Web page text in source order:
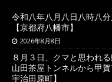
令和八年八月八日八時八
【京都府八幡市】
2026年8月8日
８月３日、クマと思われ
山田茶屋トンネルから甲
宇治田原町】